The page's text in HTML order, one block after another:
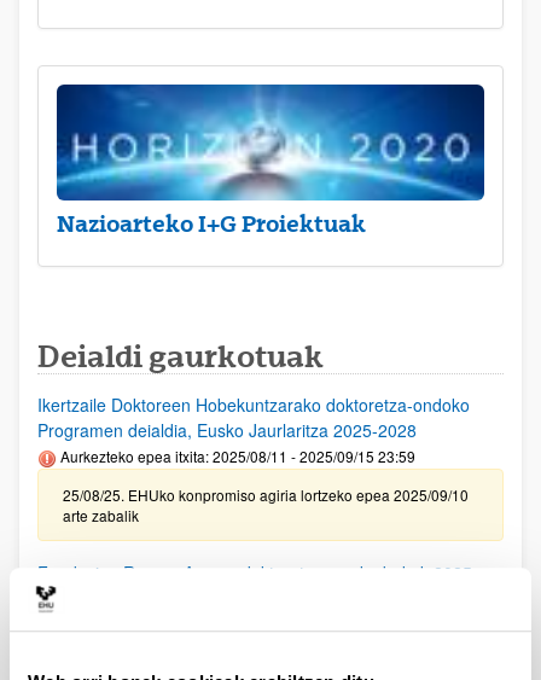
Nazioarteko I+G Proiektuak
Deialdi gaurkotuak
Ikertzaile Doktoreen Hobekuntzarako doktoretza-ondoko
Programen deialdia, Eusko Jaurlaritza 2025-2028
Aurkezteko epea itxita: 2025/08/11 - 2025/09/15 23:59
25/08/25. EHUko konpromiso agiria lortzeko epea 2025/09/10
arte zabalik
Fundacion Ramon Areces doktoratu aurreko bekak 2025
(Bizitza eta Materiaren Zientziak, Gizarte Zientziak eta
2025/10/02 23:59)